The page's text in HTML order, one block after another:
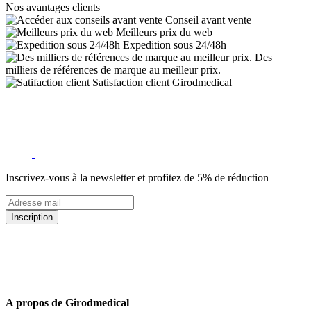
Nos avantages clients
Conseil avant vente
Meilleurs prix du web
Expedition sous 24/48h
Des
milliers de références de marque au meilleur prix.
Satisfaction client Girodmedical
Inscrivez-vous à la newsletter et profitez de 5% de réduction
Inscription
A propos de Girodmedical